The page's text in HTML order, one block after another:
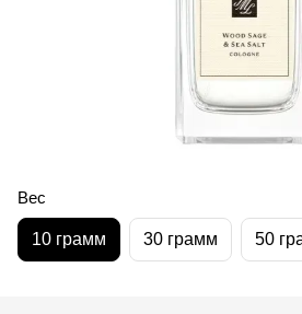
Вес
10 грамм 30 грамм 50